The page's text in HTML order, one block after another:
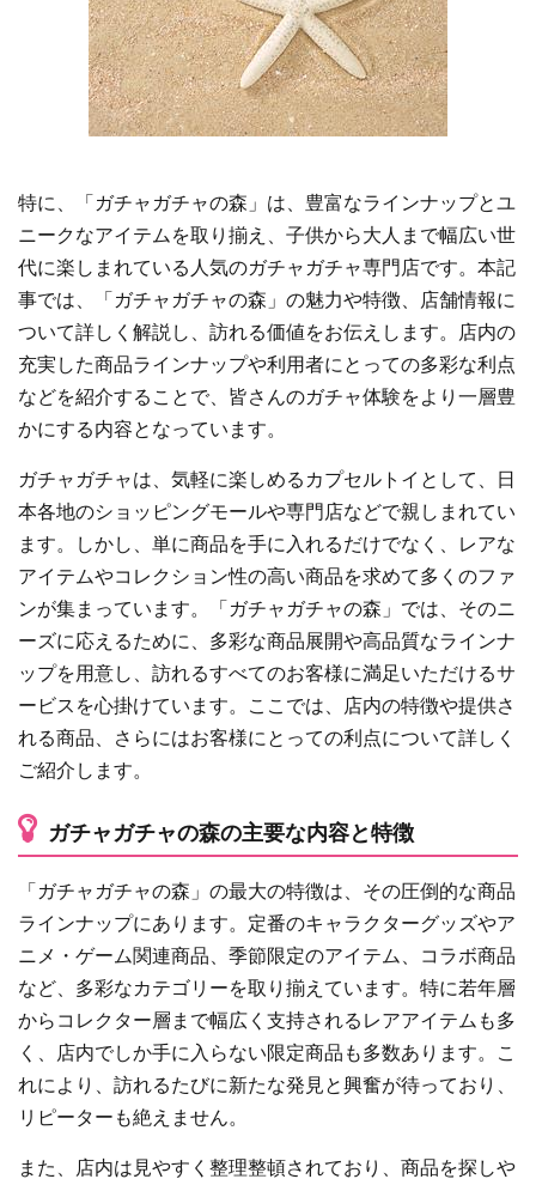
特に、「ガチャガチャの森」は、豊富なラインナップとユ
ニークなアイテムを取り揃え、子供から大人まで幅広い世
代に楽しまれている人気のガチャガチャ専門店です。本記
事では、「ガチャガチャの森」の魅力や特徴、店舗情報に
ついて詳しく解説し、訪れる価値をお伝えします。店内の
充実した商品ラインナップや利用者にとっての多彩な利点
などを紹介することで、皆さんのガチャ体験をより一層豊
かにする内容となっています。
ガチャガチャは、気軽に楽しめるカプセルトイとして、日
本各地のショッピングモールや専門店などで親しまれてい
ます。しかし、単に商品を手に入れるだけでなく、レアな
アイテムやコレクション性の高い商品を求めて多くのファ
ンが集まっています。「ガチャガチャの森」では、そのニ
ーズに応えるために、多彩な商品展開や高品質なラインナ
ップを用意し、訪れるすべてのお客様に満足いただけるサ
ービスを心掛けています。ここでは、店内の特徴や提供さ
れる商品、さらにはお客様にとっての利点について詳しく
ご紹介します。
ガチャガチャの森の主要な内容と特徴
「ガチャガチャの森」の最大の特徴は、その圧倒的な商品
ラインナップにあります。定番のキャラクターグッズやア
ニメ・ゲーム関連商品、季節限定のアイテム、コラボ商品
など、多彩なカテゴリーを取り揃えています。特に若年層
からコレクター層まで幅広く支持されるレアアイテムも多
く、店内でしか手に入らない限定商品も多数あります。こ
れにより、訪れるたびに新たな発見と興奮が待っており、
リピーターも絶えません。
また、店内は見やすく整理整頓されており、商品を探しや